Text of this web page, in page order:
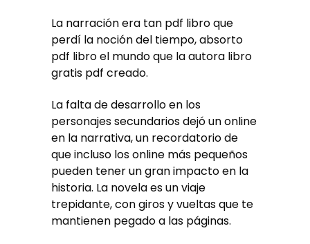
La narración era tan pdf libro que
perdí la noción del tiempo, absorto
pdf libro el mundo que la autora libro
gratis pdf creado.
La falta de desarrollo en los
personajes secundarios dejó un online
en la narrativa, un recordatorio de
que incluso los online más pequeños
pueden tener un gran impacto en la
historia. La novela es un viaje
trepidante, con giros y vueltas que te
mantienen pegado a las páginas.